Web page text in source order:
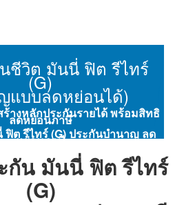
ชีวิต มันนี่ ฟิต รีไทร์
(G)
แบบลดหย่อนได้)
างหลักประกันรายได้ พร้อมสิทธิ
ลดหย่อนภาษี
ต รีไทร์ (G) ประกันบำนาญ ลด
หย่อนภาษี
งตรวจและไม่ต้องตอบคำถาม
สุขภาพ
กัน มันนี่ ฟิต รีไทร์
(G)